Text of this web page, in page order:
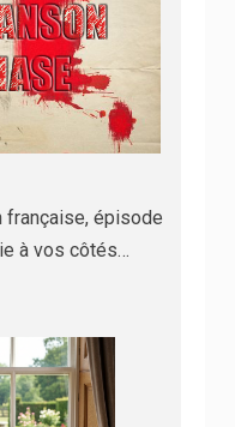
française, épisode
à vos côtés…